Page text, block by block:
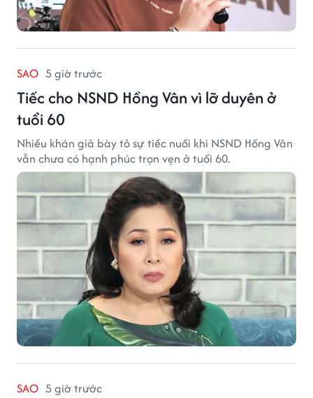
SAO 5 giờ trước
Tiếc cho NSND Hồng Vân vì lỡ duyên ở
tuổi 60
Nhiều khán giả bày tỏ sự tiếc nuối khi NSND Hồng Vân
vẫn chưa có hạnh phúc trọn vẹn ở tuổi 60.
SAO 5 giờ trước